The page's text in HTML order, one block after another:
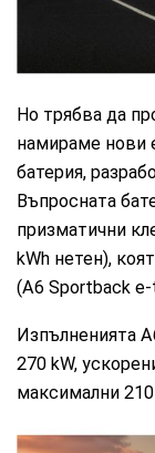
Но трябва да
намираме нови
батерия,
Въпросната
призматични
kWh нетен),
(A6 Sportback
Изпълненията
270 kW,
максимални